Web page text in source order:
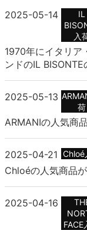
2025-05-14
IL
入
1970年にイタリア
ンドのIL
2025-05-13
荷
ARMANIの人気商
2025-04-21 Chloé
Chloéの人気商品
2025-04-16
FACE